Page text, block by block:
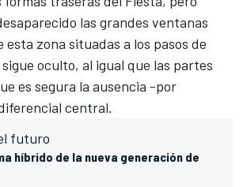
las grandes ventanas
esta zona situadas a los pasos de
oculto, al igual que las partes
es segura la ausencia -por
central.
futuro
híbrido de la nueva generación de